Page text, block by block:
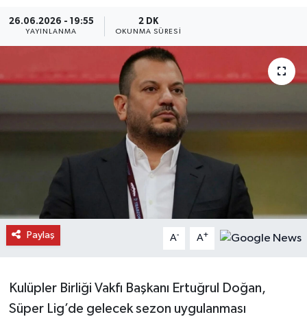
26.06.2026 - 19:55
YAYINLANMA
2 DK
OKUNMA SÜRESI
Paylaş A- A+
Kulüpler Birliği Vakfı Başkanı Ertuğrul Doğan,
Süper Lig’de gelecek sezon uygulanması
Cide Haberleri
Daday Haberleri
Devrekani Haberleri
Doğanyurt Haberleri
Hanönü Haberleri
İhsangazi Haberleri
İnebolu Haberleri
Merkez Haberleri